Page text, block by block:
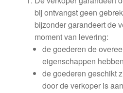
Kassa
Klachten
Klachtenprocedure
bij ontvangst geen
bijzonder garandeert de
moment van levering:
de goederen de
eigenschappen
de goederen geschikt
door de verkoper is